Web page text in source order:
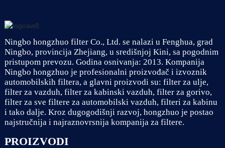
Ningbo hongzhuo filter Co., Ltd. se nalazi u Fenghua, grad
Ningbo, provincija Zhejiang, u središnjoj Kini, sa pogodnim
pristupom prevozu. Godina osnivanja: 2013. Kompanija
Ningbo hongzhuo je profesionalni proizvođač i izvoznik
automobilskih filtera, a glavni proizvodi su: filter za ulje,
filter za vazduh, filter za kabinski vazduh, filter za gorivo,
filter za sve filtere za automobilski vazduh, filteri za kabinu
i tako dalje. Kroz dugogodišnji razvoj, hongzhuo je postao
najstručnija i najraznovrsnija kompanija za filtere.
PROIZVODI